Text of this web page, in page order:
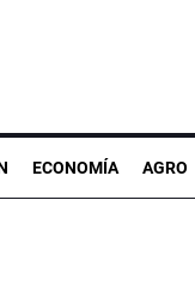
ECONOMÍA AGRO